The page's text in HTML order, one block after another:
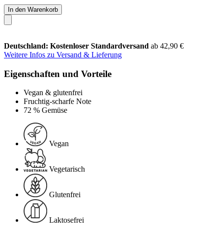
In den Warenkorb
Deutschland: Kostenloser Standardversand ab 42,90 €
Weitere Infos zu Versand & Lieferung
Eigenschaften und Vorteile
Vegan & glutenfrei
Fruchtig-scharfe Note
72 % Gemüse
Vegan
Vegetarisch
Glutenfrei
Laktosefrei